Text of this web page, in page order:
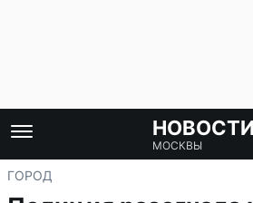
НОВОСТИ
МОСКВЫ
ГОРОД